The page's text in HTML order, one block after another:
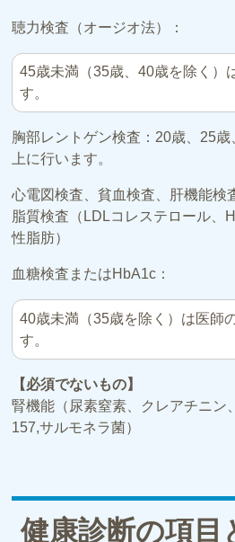
聴力検査（オージオ法）：
45歳未満（35歳、40歳を除く）
す。
胸部レントゲン検査：20歳、25
上に行います。
心電図検査、貧血検査、肝機能検
脂質検査（LDLコレステロール、
性脂肪）
血糖検査またはHbA1c：
40歳未満（35歳を除く）は医師
す。
【必須でないもの】
腎機能（尿素窒素、クレアチニン
157,サルモネラ菌）
健康診断の項目